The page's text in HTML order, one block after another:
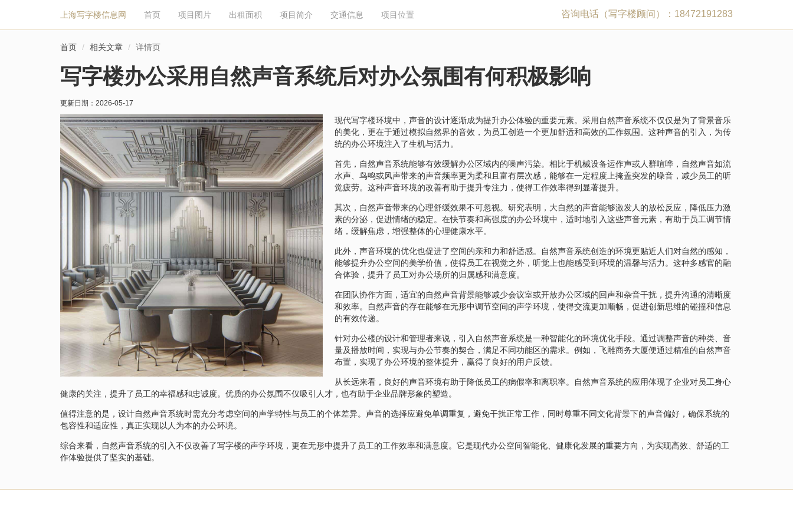
上海写字楼信息网 首页 项目图片 出租面积 项目简介 交通信息 项目位置 咨询电话（写字楼顾问）：18472191283
首页 相关文章 详情页
写字楼办公采用自然声音系统后对办公氛围有何积极影响
更新日期： 2026-05-17
现代写字楼环境中，声音的设计逐渐成为提升办公体验的重要元素。采用自然声音系统不仅仅是为了背景音乐
的美化，更在于通过模拟自然界的音效，为员工创造一个更加舒适和高效的工作氛围。这种声音的引入，为传
统的办公环境注入了生机与活力。
首先，自然声音系统能够有效缓解办公区域内的噪声污染。相比于机械设备运作声或人群喧哗，自然声音如流
水声、鸟鸣或风声带来的声音频率更为柔和且富有层次感，能够在一定程度上掩盖突发的噪音，减少员工的听
觉疲劳。这种声音环境的改善有助于提升专注力，使得工作效率得到显著提升。
其次，自然声音带来的心理舒缓效果不可忽视。研究表明，大自然的声音能够激发人的放松反应，降低压力激
素的分泌，促进情绪的稳定。在快节奏和高强度的办公环境中，适时地引入这些声音元素，有助于员工调节情
绪，缓解焦虑，增强整体的心理健康水平。
此外，声音环境的优化也促进了空间的亲和力和舒适感。自然声音系统创造的环境更贴近人们对自然的感知，
能够提升办公空间的美学价值，使得员工在视觉之外，听觉上也能感受到环境的温馨与活力。这种多感官的融
合体验，提升了员工对办公场所的归属感和满意度。
在团队协作方面，适宜的自然声音背景能够减少会议室或开放办公区域的回声和杂音干扰，提升沟通的清晰度
和效率。自然声音的存在能够在无形中调节空间的声学环境，使得交流更加顺畅，促进创新思维的碰撞和信息
的有效传递。
针对办公楼的设计和管理者来说，引入自然声音系统是一种智能化的环境优化手段。通过调整声音的种类、音
量及播放时间，实现与办公节奏的契合，满足不同功能区的需求。例如，飞雕商务大厦便通过精准的自然声音
布置，实现了办公环境的整体提升，赢得了良好的用户反馈。
从长远来看，良好的声音环境有助于降低员工的病假率和离职率。自然声音系统的应用体现了企业对员工身心
健康的关注，提升了员工的幸福感和忠诚度。优质的办公氛围不仅吸引人才，也有助于企业品牌形象的塑造。
值得注意的是，设计自然声音系统时需充分考虑空间的声学特性与员工的个体差异。声音的选择应避免单调重复，避免干扰正常工作，同时尊重不同文化背景下的声音偏好，确保系统的
包容性和适应性，真正实现以人为本的办公环境。
综合来看，自然声音系统的引入不仅改善了写字楼的声学环境，更在无形中提升了员工的工作效率和满意度。它是现代办公空间智能化、健康化发展的重要方向，为实现高效、舒适的工
作体验提供了坚实的基础。